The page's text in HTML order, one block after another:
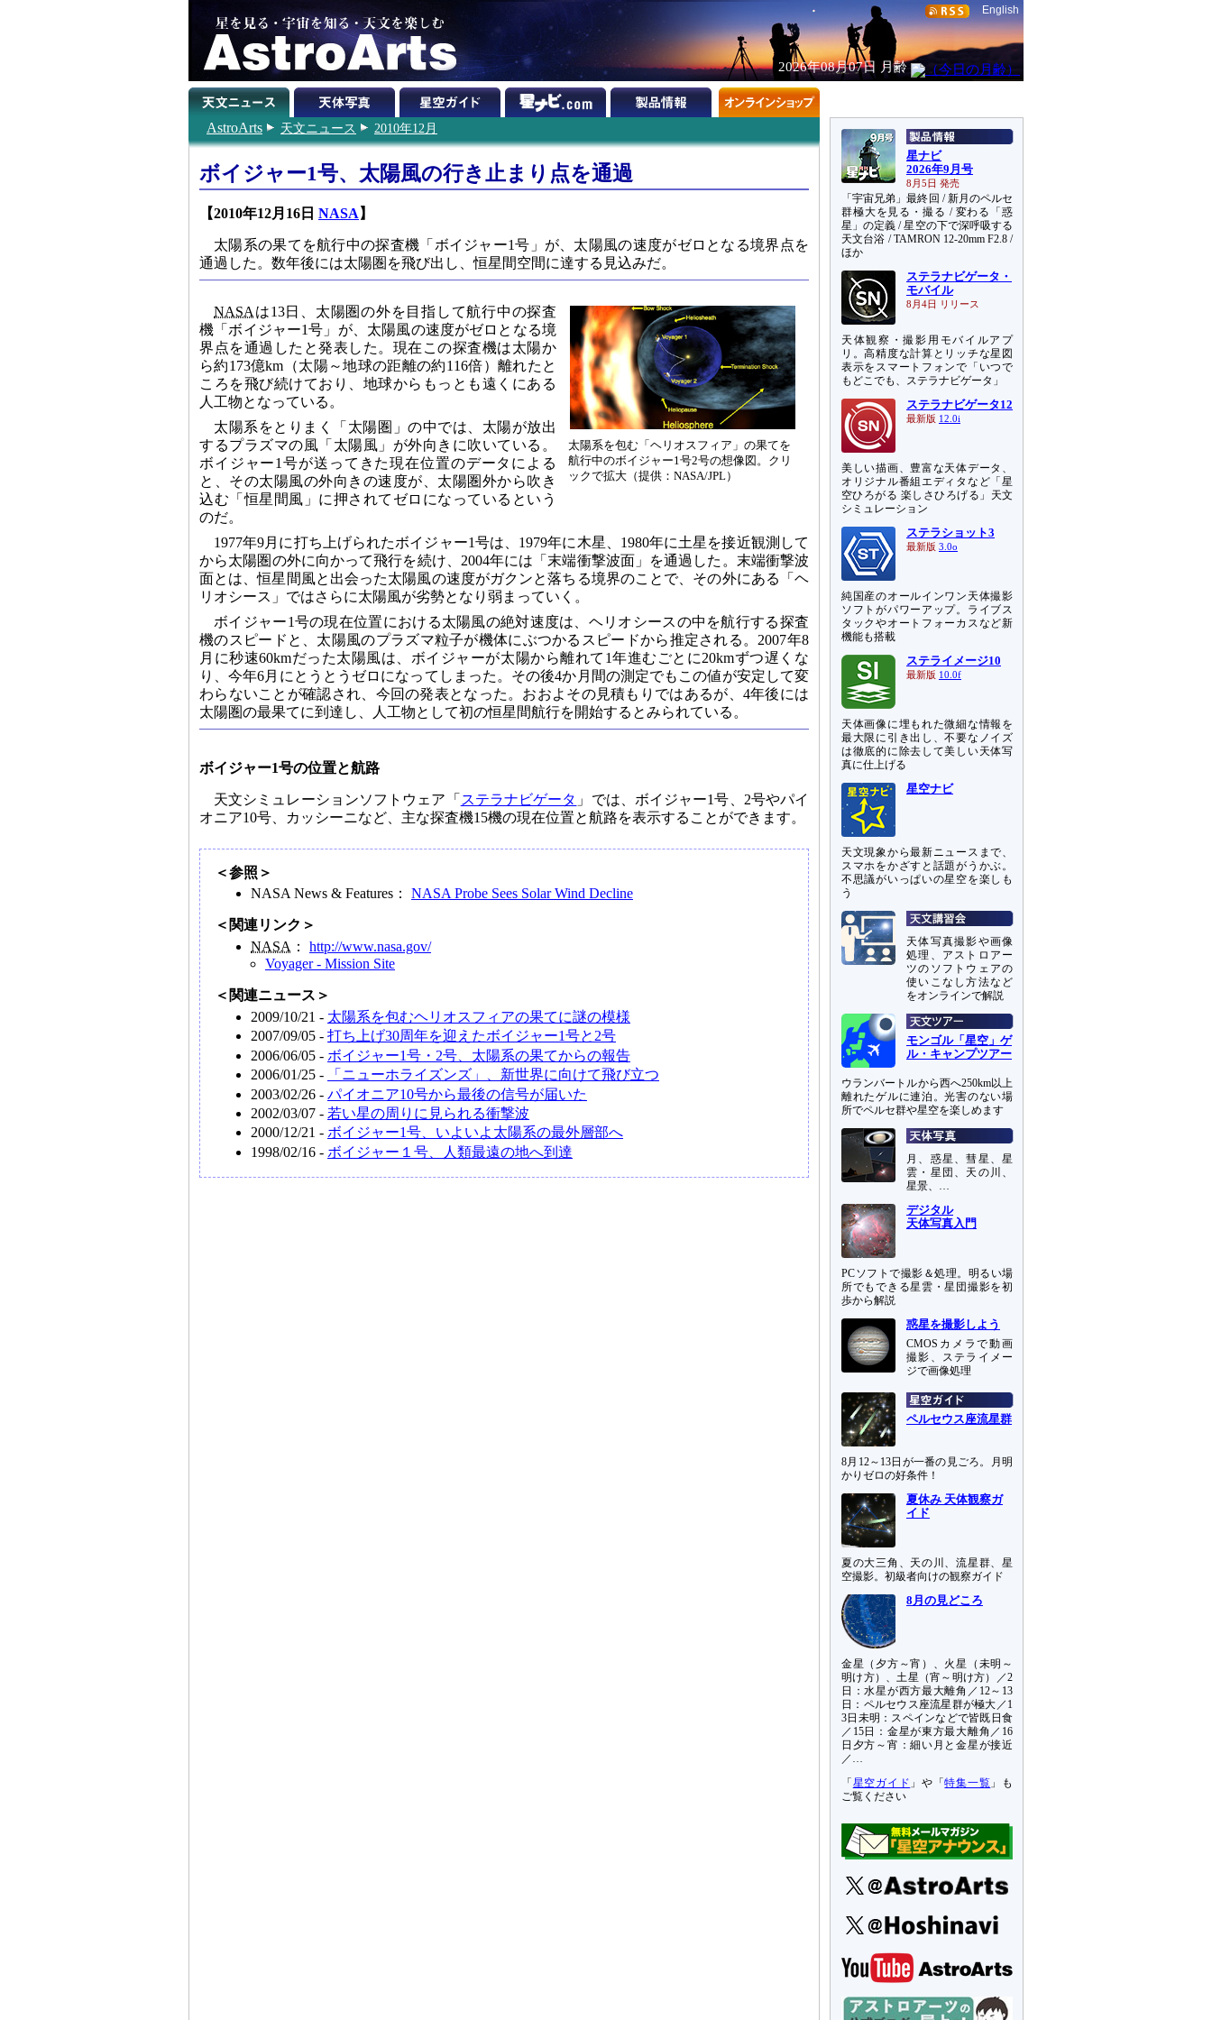
English
2026年08月07日 月齢
AstroArts 天文ニュース 2010年12月
ボイジャー1号、太陽風の行き止まり点を通過
【2010年12月16日 NASA 】
太陽系の果てを航行中の探査機「ボイジャー1号」が、太陽風の速度がゼロとなる境界点を
通過した。数年後には太陽圏を飛び出し、恒星間空間に達する見込みだ。
太陽系を包む「ヘリオスフィア」の果てを
航行中のボイジャー1号2号の想像図。クリ
ックで拡大（提供：NASA/JPL）
NASA は13日、太陽圏の外を目指して航行中の探査
機「ボイジャー1号」が、太陽風の速度がゼロとなる境
界点を通過したと発表した。現在この探査機は太陽か
ら約173億km（太陽～地球の距離の約116倍）離れたと
ころを飛び続けており、地球からもっとも遠くにある
人工物となっている。
太陽系をとりまく「太陽圏」の中では、太陽が放出
するプラズマの風「太陽風」が外向きに吹いている。
ボイジャー1号が送ってきた現在位置のデータによる
と、その太陽風の外向きの速度が、太陽圏外から吹き
込む「恒星間風」に押されてゼロになっているという
のだ。
1977年9月に打ち上げられたボイジャー1号は、1979年に木星、1980年に土星を接近観測して
から太陽圏の外に向かって飛行を続け、2004年には「末端衝撃波面」を通過した。末端衝撃波
面とは、恒星間風と出会った太陽風の速度がガクンと落ちる境界のことで、その外にある「ヘ
リオシース」ではさらに太陽風が劣勢となり弱まっていく。
ボイジャー1号の現在位置における太陽風の絶対速度は、ヘリオシースの中を航行する探査
機のスピードと、太陽風のプラズマ粒子が機体にぶつかるスピードから推定される。2007年8
月に秒速60kmだった太陽風は、ボイジャーが太陽から離れて1年進むごとに20kmずつ遅くな
り、今年6月にとうとうゼロになってしまった。その後4か月間の測定でもこの値が安定して変
わらないことが確認され、今回の発表となった。おおよその見積もりではあるが、4年後には
太陽圏の最果てに到達し、人工物として初の恒星間航行を開始するとみられている。
ボイジャー1号の位置と航路
天文シミュレーションソフトウェア「 ステラナビゲータ 」では、ボイジャー1号、2号やパイ
オニア10号、カッシーニなど、主な探査機15機の現在位置と航路を表示することができます。
＜参照＞
NASA News & Features： NASA Probe Sees Solar Wind Decline
＜関連リンク＞
NASA ： http://www.nasa.gov/
Voyager - Mission Site
＜関連ニュース＞
2009/10/21 - 太陽系を包むヘリオスフィアの果てに謎の模様
2007/09/05 - 打ち上げ30周年を迎えたボイジャー1号と2号
2006/06/05 - ボイジャー1号・2号、太陽系の果てからの報告
2006/01/25 -
「ニューホライズンズ」、新世界に向けて飛び立つ
2003/02/26 - パイオニア10号から最後の信号が届いた
2002/03/07 - 若い星の周りに見られる衝撃波
2000/12/21 - ボイジャー1号、いよいよ太陽系の最外層部へ
1998/02/16 - ボイジャー１号、人類最遠の地へ到達
星ナビ
2026年9月号
8月5日 発売
「宇宙兄弟」最終回 / 新月のペルセ
群極大を見る・撮る / 変わる「惑
星」の定義 / 星空の下で深呼吸する
天文台浴 / TAMRON 12-20mm F2.8 /
ほか
ステラナビゲータ・
モバイル
8月4日 リリース
天体観察・撮影用モバイルアプ
リ。高精度な計算とリッチな星図
表示をスマートフォンで「いつで
もどこでも、ステラナビゲータ」
ステラナビゲータ12
最新版 12.0i
美しい描画、豊富な天体データ、
オリジナル番組エディタなど「星
空ひろがる 楽しさひろげる」天文
シミュレーション
ステラショット3
最新版 3.0o
純国産のオールインワン天体撮影
ソフトがパワーアップ。ライブス
タックやオートフォーカスなど新
機能も搭載
ステライメージ10
最新版 10.0f
天体画像に埋もれた微細な情報を
最大限に引き出し、不要なノイズ
は徹底的に除去して美しい天体写
真に仕上げる
星空ナビ
天文現象から最新ニュースまで、
スマホをかざすと話題がうかぶ。
不思議がいっぱいの星空を楽しも
う
天体写真撮影や画像
処理、アストロアー
ツのソフトウェアの
使いこなし方法など
をオンラインで解説
モンゴル「星空」ゲ
ル・キャンプツアー
ウランバートルから西へ250km以上
離れたゲルに連泊。光害のない場
所でペルセ群や星空を楽しめます
月、惑星、彗星、星
雲・星団、天の川、
星景、…
デジタル
天体写真入門
PCソフトで撮影＆処理。明るい場
所でもできる星雲・星団撮影を初
歩から解説
惑星を撮影しよう
CMOSカメラで動画
撮影、ステライメー
ジで画像処理
ペルセウス座流星群
8月12～13日が一番の見ごろ。月明
かりゼロの好条件！
夏休み 天体観察ガ
イド
夏の大三角、天の川、流星群、星
空撮影。初級者向けの観察ガイド
8月の見どころ
金星（夕方～宵）、火星（未明～
明け方）、土星（宵～明け方）／2
日：水星が西方最大離角／12～13
日：ペルセウス座流星群が極大／1
3日未明：スペインなどで皆既日食
／15日：金星が東方最大離角／16
日夕方～宵：細い月と金星が接近
／…
「 星空ガイド 」や「特集一覧 」も
ご覧ください